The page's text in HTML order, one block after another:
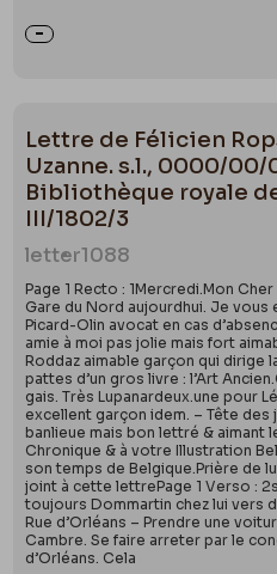
Lettre de Félicien
Uzanne. s.l., 0000/00/
Bibliothèque royale
III/1802/3
letter1088
Page 1 Recto : 1Mercredi.Mon
Gare du Nord aujourdhui. Je
Picard-Olin avocat en cas
amie à moi pas jolie mais fort
Roddaz aimable garçon qui dirige
pattes d’un gros livre : l’Art
gais. Très Lupanardeux.une pour
excellent garçon idem. – Tête
banlieue mais bon lettré & aimant
Chronique & à votre Illustration
son temps de Belgique.Prière de
joint à cette lettrePage 1 Verso :
toujours Dommartin chez lui vers
Rue d’Orléans – Prendre une
Cambre. Se faire arreter par le
d’Orléans. Cela